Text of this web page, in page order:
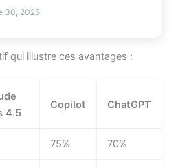
30, 2025
qui illustre ces avantages :
4.5
Copilot ChatGPT
75% 70%